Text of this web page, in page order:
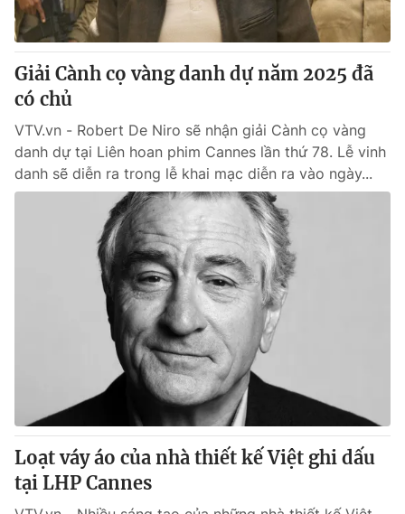
VTV4 Vươn mình bằng AI
VTV9 VTV8
Theo dõi báo trên
Cơ quan chủ quản: Đài Truyền hình Việt Nam
Cơ quan báo chí:
Thời báo VTV
Giấy phép hoạt động báo in và báo điện tử số 483/GP-BTTTT
cấp ngày 29/12/2023
Tổng Biên tập:
Vũ Thanh Thủy
Phó Tổng Biên tập:Nguyễn Thị Mỹ Hạnh, Phạm Quốc Thắng,
Nguyễn Trọng Ninh
Tổng đài VTV:024.38 355 931 - 024.38 355 932
Ðiện thoại Thời báo VTV:
024.66 897 897
Giải Cành cọ vàng danh dự năm 2025 đã
có chủ
VTV.vn - Robert De Niro sẽ nhận giải Cành cọ vàng
danh dự tại Liên hoan phim Cannes lần thứ 78. Lễ vinh
danh sẽ diễn ra trong lễ khai mạc diễn ra vào ngày...
Loạt váy áo của nhà thiết kế Việt ghi dấu
tại LHP Cannes